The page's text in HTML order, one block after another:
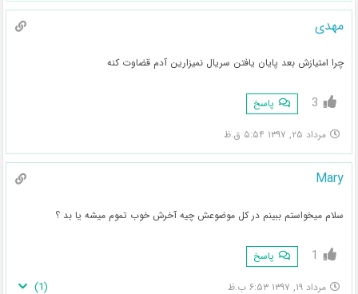
مهدی
چرا امتیازش بعد پایان یافتن سریال نمیزارین آدم قضاوت کنه
3 پاسخ
مرداد ۲۵, ۱۳۹۷ ۵:۵۴ ق.ظ
Mary
سلام میخواستم ببینم در کل موضوعش چیه آخرش خوب تموم میشه یا بد ؟
1 پاسخ
مرداد ۱۹, ۱۳۹۷ ۶:۵۳ ب.ظ (
1
)